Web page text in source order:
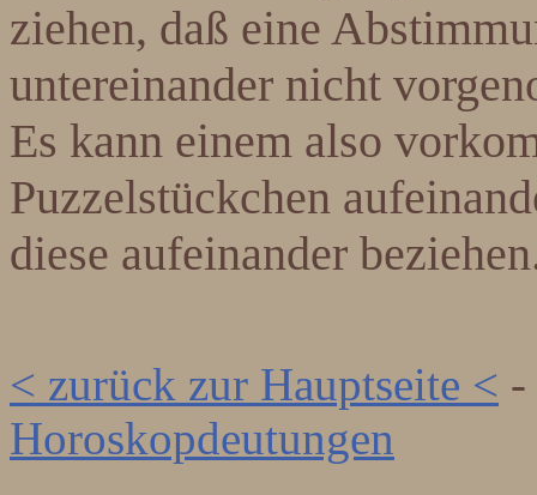
ziehen, daß eine
untereinander nicht
Es kann einem also
Puzzelstückchen
diese aufeinander
< zurück zur Hauptseite < -
Horoskopdeutungen